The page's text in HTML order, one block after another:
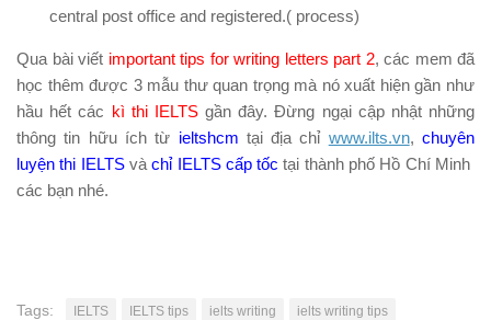
central post office and registered.( process)
Qua bài viết important tips for writing letters part 2, các mem đã
học thêm được 3 mẫu thư quan trọng mà nó xuất hiện gần như
hầu hết các kì thi IELTSgần đây. Đừng ngại cập nhật những
thông tin hữu ích từ ieltshcm tại địa chỉ www.ilts.vn,chuyên
luyện thi IELTSvàchỉ IELTS cấp tốc tại thành phố Hồ Chí Minh
các bạn nhé.
Tags: IELTS IELTS tips ielts writing
ielts writing tips